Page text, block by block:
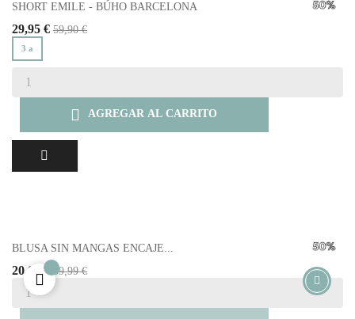
SHORT EMILE - BÚHO BARCELONA
29,95 € 59,90 €
3 a
 AGREGAR AL CARRITO
BLUSA SIN MANGAS ENCAJE...
20,00 € 39,99 €